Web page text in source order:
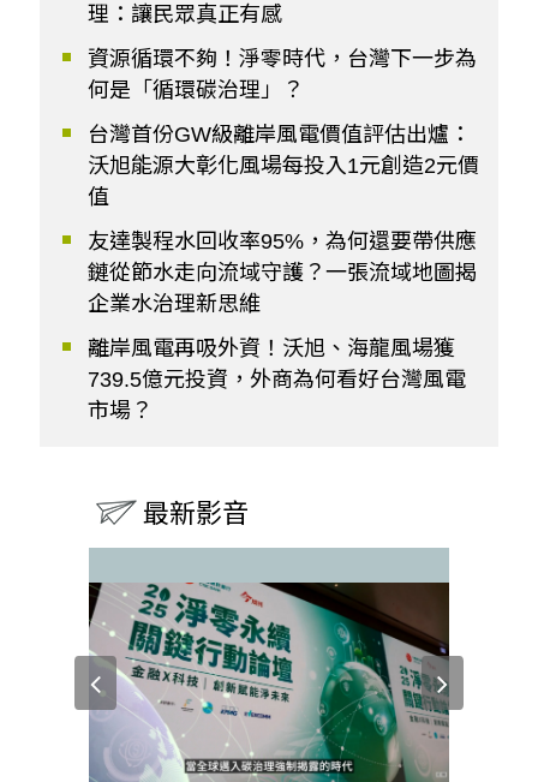
理：讓民眾真正有感
資源循環不夠！淨零時代，台灣下一步為
何是「循環碳治理」？
台灣首份GW級離岸風電價值評估出爐：
沃旭能源大彰化風場每投入1元創造2元價
值
友達製程水回收率95%，為何還要帶供應
鏈從節水走向流域守護？一張流域地圖揭
企業水治理新思維
離岸風電再吸外資！沃旭、海龍風場獲
739.5億元投資，外商為何看好台灣風電
市場？
最新影音